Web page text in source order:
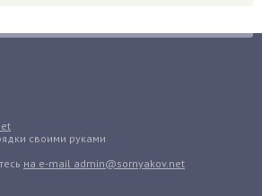
своими руками
на e-mail admin@sornyakov.net